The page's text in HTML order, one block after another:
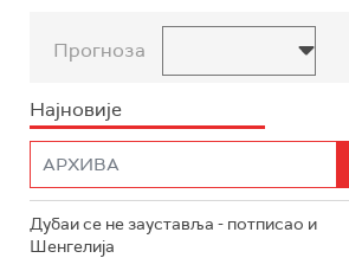
Прогноза
Најновије
Дубаи се не зауставља - потписао и
Шенгелија